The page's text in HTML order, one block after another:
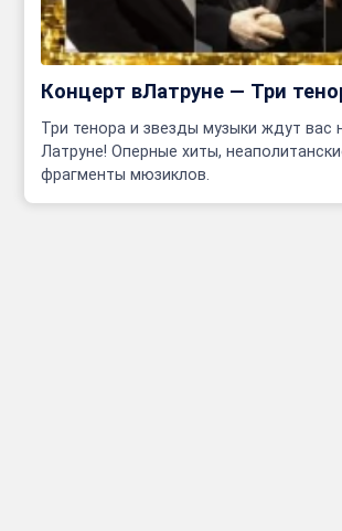
Концерт вЛатруне — Три
Три тенора и звезды музыки ждут вас
Латруне! Оперные хиты,
фрагменты мюзиклов.